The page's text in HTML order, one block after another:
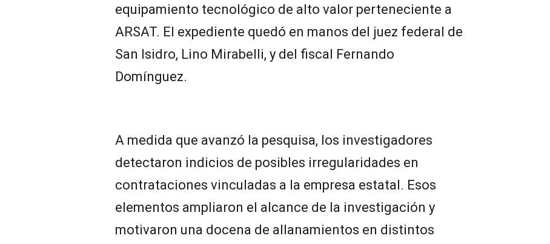
equipamiento tecnológico de alto valor perteneciente a
ARSAT. El expediente quedó en manos del juez federal de
San Isidro, Lino Mirabelli, y del fiscal Fernando
Domínguez.
A medida que avanzó la pesquisa, los investigadores
detectaron indicios de posibles irregularidades en
contrataciones vinculadas a la empresa estatal. Esos
elementos ampliaron el alcance de la investigación y
motivaron una docena de allanamientos en distintos